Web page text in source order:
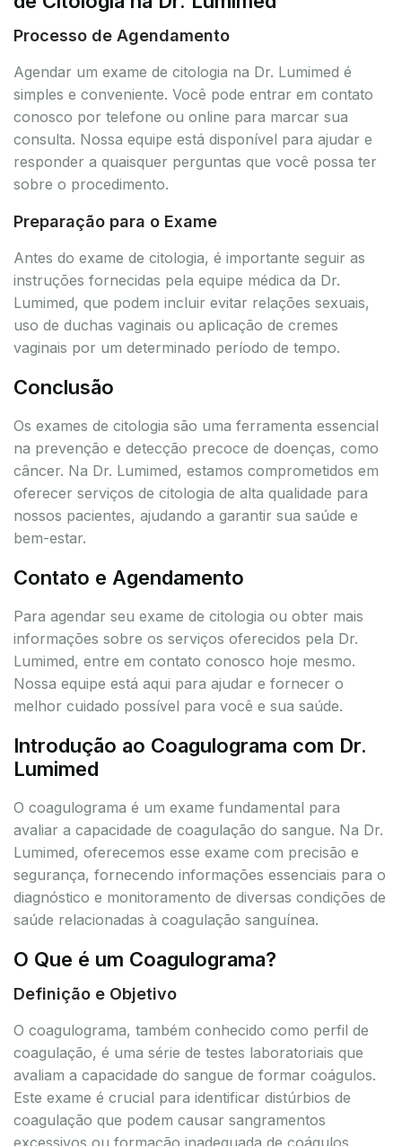
Processo de Agendamento
Agendar um exame de citologia na Dr. Lumimed é
simples e conveniente. Você pode entrar em contato
conosco por telefone ou online para marcar sua
consulta. Nossa equipe está disponível para ajudar e
responder a quaisquer perguntas que você possa ter
sobre o procedimento.
Preparação para o Exame
Antes do exame de citologia, é importante seguir as
instruções fornecidas pela equipe médica da Dr.
Lumimed, que podem incluir evitar relações sexuais,
uso de duchas vaginais ou aplicação de cremes
vaginais por um determinado período de tempo.
Conclusão
Os exames de citologia são uma ferramenta essencial
na prevenção e detecção precoce de doenças, como
câncer. Na Dr. Lumimed, estamos comprometidos em
oferecer serviços de citologia de alta qualidade para
nossos pacientes, ajudando a garantir sua saúde e
bem-estar.
Contato e Agendamento
Para agendar seu exame de citologia ou obter mais
informações sobre os serviços oferecidos pela Dr.
Lumimed, entre em contato conosco hoje mesmo.
Nossa equipe está aqui para ajudar e fornecer o
melhor cuidado possível para você e sua saúde.
Introdução ao Coagulograma com Dr.
Lumimed
O coagulograma é um exame fundamental para
avaliar a capacidade de coagulação do sangue. Na Dr.
Lumimed, oferecemos esse exame com precisão e
segurança, fornecendo informações essenciais para o
diagnóstico e monitoramento de diversas condições de
saúde relacionadas à coagulação sanguínea.
O Que é um Coagulograma?
Definição e Objetivo
O coagulograma, também conhecido como perfil de
coagulação, é uma série de testes laboratoriais que
avaliam a capacidade do sangue de formar coágulos.
Este exame é crucial para identificar distúrbios de
coagulação que podem causar sangramentos
excessivos ou formação inadequada de coágulos.